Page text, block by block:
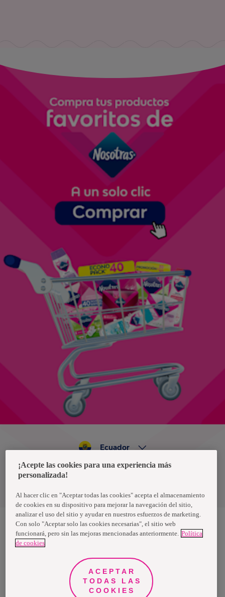
Política de privacidad de datos
Ecuador
Nosotras, una marca de Essity - una compañía global líder en
higiene y salud. Cada día, mil millones de personas, en todo el
propósito es romper barreras por el bienestar en beneficio de
consumidores, pacientes, cuidadores, clientes y la sociedad en
general. Vendemos en aproximadamente 150 países bajo las
principales marcas globales TENA y Tork, así como otras marcas
como Actimove, Cutimed, JOBST, Knix, Leukoplast, Libero, Libresse,
¡Acepte las cookies para una experiencia más
personalizada!
Al hacer clic en "Aceptar todas las cookies" acepta el almacenamiento
de cookies en su dispositivo para mejorar la navegación del sitio,
analizar el uso del sitio y ayudar en nuestros esfuerzos de marketing.
Con solo "Aceptar solo las cookies necesarias", el sitio web
funcionará, pero sin las mejoras mencionadas anteriormente. Política
de cookies
ACEPTAR
TODAS LAS
COOKIES